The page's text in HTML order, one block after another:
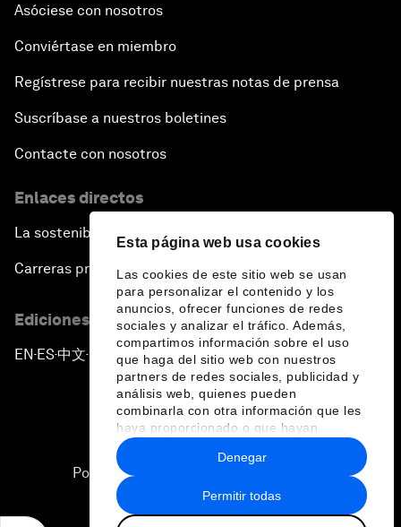
Esta página web usa cookies
Las cookies de este sitio web se usan
para personalizar el contenido y los
anuncios, ofrecer funciones de redes
sociales y analizar el tráfico. Además,
compartimos información sobre el uso
que haga del sitio web con nuestros
partners de redes sociales, publicidad y
análisis web, quienes pueden
combinarla con otra información que les
haya proporcionado o que hayan
recopilado a partir del uso que haya
hecho de sus servicios.
Permitir todas
Denegar
Asóciese con nosotros
Conviértase en miembro
Regístrese para recibir nuestras notas de prensa
Suscríbase a nuestros boletines
Contacte con nosotros
Enlaces directos
La sostenibilidad en el Foro
Carreras profesionales
Ediciones en otros idiomas
EN ▪ES▪中文▪ 日本語
Política de privacidad y normas de uso
Sitemap